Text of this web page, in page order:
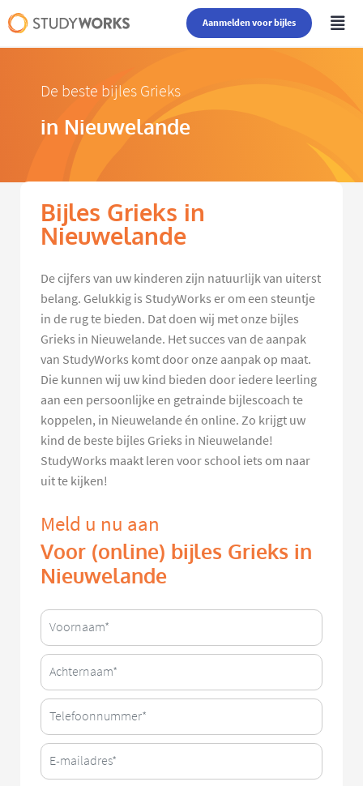
Aanmelden voor bijles
De beste bijles Grieks
in Nieuwelande
Bijles Grieks in
Nieuwelande
De cijfers van uw kinderen zijn natuurlijk van uiterst
belang. Gelukkig is StudyWorks er om een steuntje
in de rug te bieden. Dat doen wij met onze bijles
Grieks in Nieuwelande. Het succes van de aanpak
van StudyWorks komt door onze aanpak op maat.
Die kunnen wij uw kind bieden door iedere leerling
aan een persoonlijke en getrainde bijlescoach te
koppelen, in Nieuwelande én online. Zo krijgt uw
kind de beste bijles Grieks in Nieuwelande!
StudyWorks maakt leren voor school iets om naar
uit te kijken!
Meld u nu aan
Voor (online) bijles Grieks in
Nieuwelande